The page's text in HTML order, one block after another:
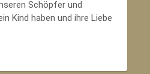
Schöpfer und
Kind haben und ihre Liebe